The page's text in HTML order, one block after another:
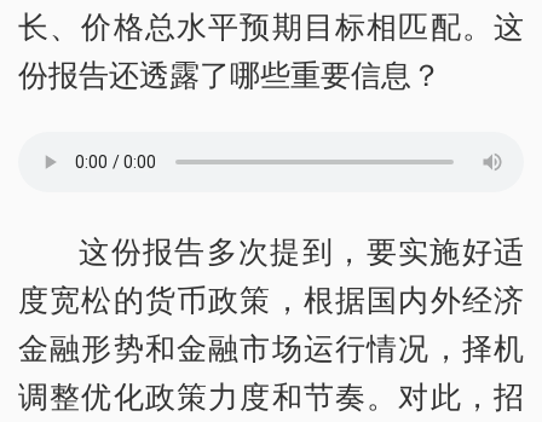
长、价格总水平预期目标相匹配。这
份报告还透露了哪些重要信息？
这份报告多次提到，要实施好适
度宽松的货币政策，根据国内外经济
金融形势和金融市场运行情况，择机
调整优化政策力度和节奏。对此，招